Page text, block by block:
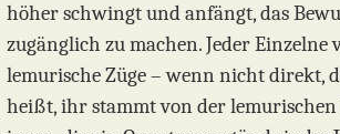
höher schwingt und anfängt, das
zugänglich zu machen. Jeder Einzelne
lemurische Züge – wenn nicht direkt,
heißt, ihr stammt von der lemurischen